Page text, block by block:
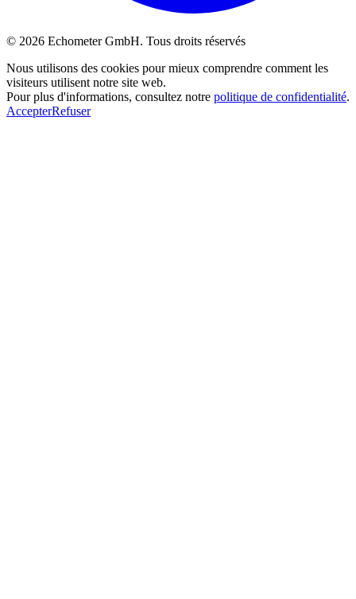
© 2026 Echometer GmbH. Tous droits réservés
Nous utilisons des cookies pour mieux comprendre comment les
visiteurs utilisent notre site web.
Pour plus d'informations, consultez notre politique de confidentialité.
AccepterRefuser